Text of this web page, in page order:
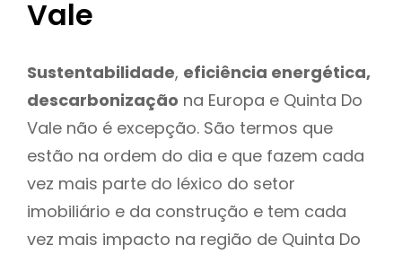
Vale
Sustentabilidade, eficiência energética,
descarbonização na Europa e Quinta Do
Vale não é excepção. São termos que
estão na ordem do dia e que fazem cada
vez mais parte do léxico do setor
imobiliário e da construção e tem cada
vez mais impacto na região de Quinta Do